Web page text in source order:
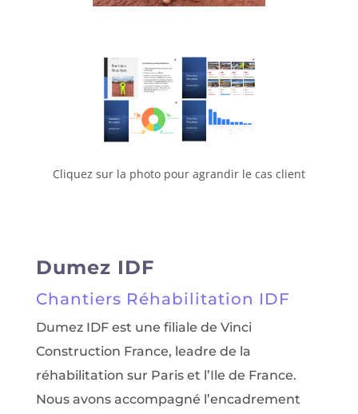
Cliquez sur la photo pour agrandir le cas client
Dumez IDF
Chantiers Réhabilitation IDF
Dumez IDF est une filiale de Vinci
Construction France, leadre de la
réhabilitation sur Paris et l’Ile de France.
Nous avons accompagné l’encadrement